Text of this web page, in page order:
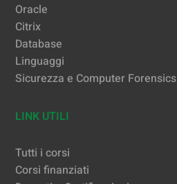
Oracle
Citrix
Database
Linguaggi
Sicurezza e Computer Forensics
LINK UTILI
Tutti i corsi
Corsi finanziati